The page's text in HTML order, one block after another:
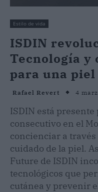
Estilo de vida
ISDIN
Tecnología y
para una piel
Rafael Revert 4
ISDIN está
consecutivo en el
concienciar a
cuidado de la piel.
Future de ISDIN
tecnológicos que
cutánea y prevenir